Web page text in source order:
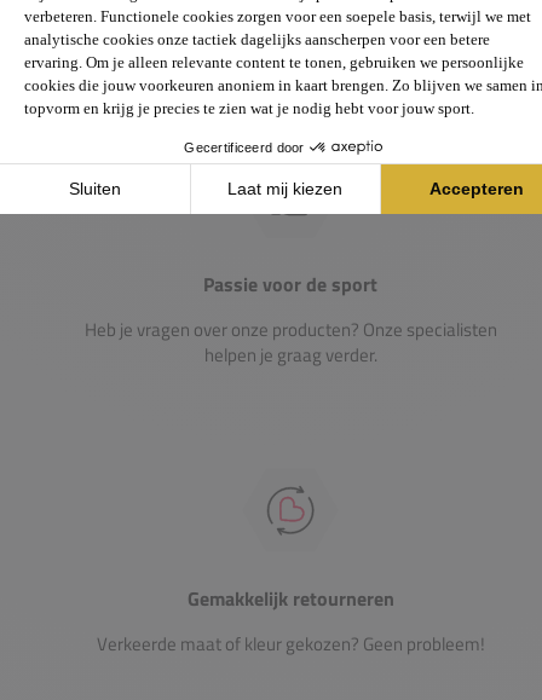
Gigantisch assortiment met meer dan 21.000+
artikelen
Passie voor de sport
Heb je vragen over onze producten? Onze specialisten
helpen je graag verder.
Gemakkelijk retourneren
Verkeerde maat of kleur gekozen? Geen probleem!